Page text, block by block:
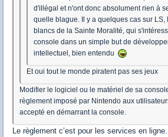
d'illégal et n'ont donc absolument rien à
quelle blague. Il y a quelques cas sur LS,
blancs de la Sainte Moralité, qui
console dans un simple but de
intellectuel, bien entendu
Et oui tout le monde piratent pas ses jeux
Modifier le logiciel ou le matériel de sa
règlement imposé par Nintendo aux
accepté en démarrant la console.
Le règlement c’est pour les services en ligne.